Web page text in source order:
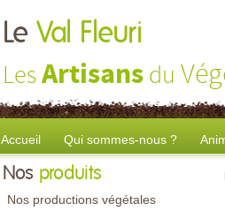
Le Val Fleuri
LesArtisans du
Accueil Qui sommes-nous ?
Nos produits
Nos productions végétales